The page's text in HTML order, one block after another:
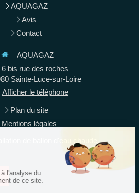
AQUAGAZ
Avis
Contact
AQUAGAZ
6 bis rue des roches
Sainte-Luce-sur-Loire
Afficher le téléphone
Plan du site
Mentions légales
de ballon d'eau chaude,